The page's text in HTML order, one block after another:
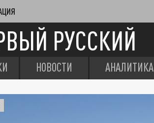
РУССКИЙ
НОВОСТИ АНАЛИТИКА